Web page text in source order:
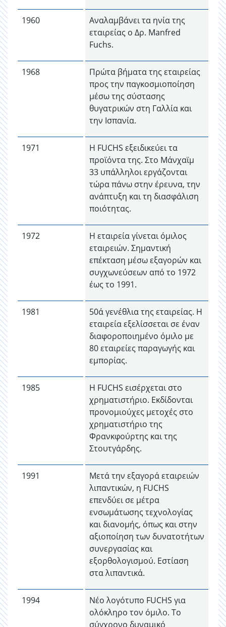
1960
Αναλαμβάνει τα ηνία της
εταιρείας ο Δρ. Manfred
Fuchs.
1968
Πρώτα βήματα της εταιρείας
προς την παγκοσμιοποίηση
μέσω της σύστασης
θυγατρικών στη Γαλλία και
την Ισπανία.
1971
Η FUCHS εξειδικεύει τα
προϊόντα της. Στο Μάνχαϊμ
33 υπάλληλοι εργάζονται
τώρα πάνω στην έρευνα, την
ανάπτυξη και τη διασφάλιση
ποιότητας.
1972
Η εταιρεία γίνεται όμιλος
εταιρειών. Σημαντική
επέκταση μέσω εξαγορών και
συγχωνεύσεων από το 1972
έως το 1991.
1981
50ά γενέθλια της εταιρείας. Η
εταιρεία εξελίσσεται σε έναν
διαφοροποιημένο όμιλο με
80 εταιρείες παραγωγής και
εμπορίας.
1985
Η FUCHS εισέρχεται στο
χρηματιστήριο. Εκδίδονται
προνομιούχες μετοχές στο
χρηματιστήριο της
Φρανκφούρτης και της
Στουτγάρδης.
1991
Μετά την εξαγορά εταιρειών
λιπαντικών, η FUCHS
επενδύει σε μέτρα
ενσωμάτωσης τεχνολογίας
και διανομής, όπως και στην
αξιοποίηση των δυνατοτήτων
συνεργασίας και
εξορθολογισμού. Εστίαση
στα λιπαντικά.
1994
Νέο λογότυπο FUCHS για
ολόκληρο τον όμιλο. Το
σύγχρονο δυναμικό